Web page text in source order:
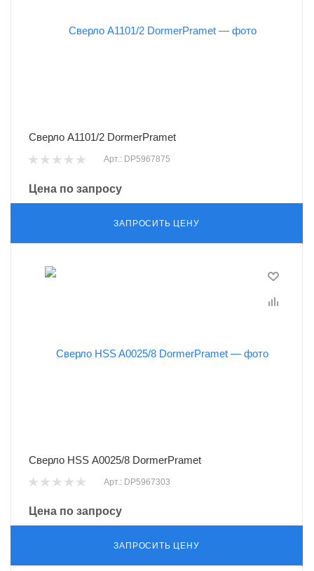
Сверло A1101/2 DormerPramet
Арт.: DP5967875
Цена по запросу
ЗАПРОСИТЬ ЦЕНУ
Сверло HSS A0025/8 DormerPramet
Арт.: DP5967303
Цена по запросу
ЗАПРОСИТЬ ЦЕНУ